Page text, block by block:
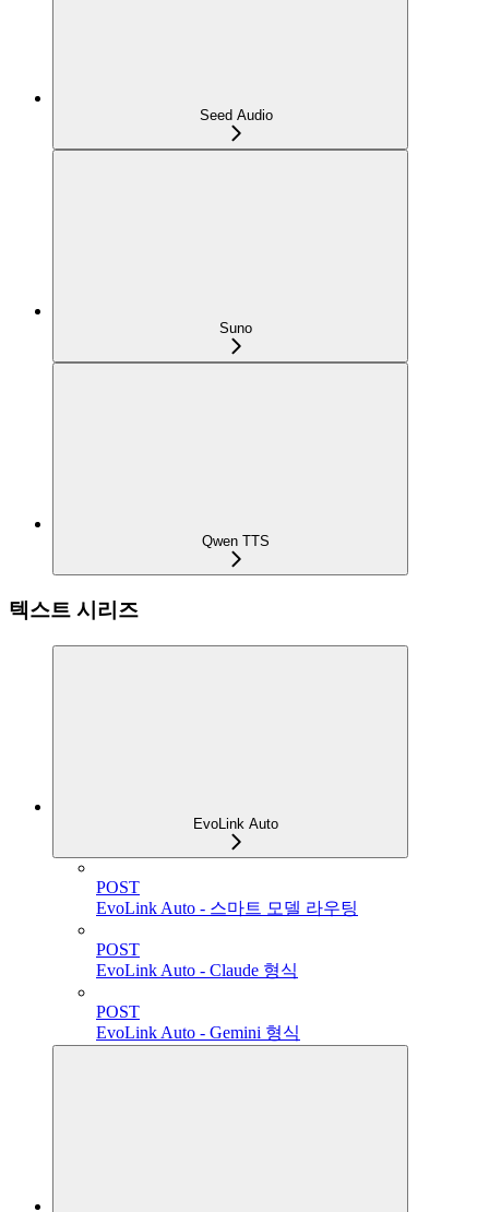
Seed Audio
Suno
Qwen TTS
텍스트 시리즈
EvoLink Auto
POST
EvoLink Auto - 스마트 모델 라우팅
POST
EvoLink Auto - Claude 형식
POST
EvoLink Auto - Gemini 형식